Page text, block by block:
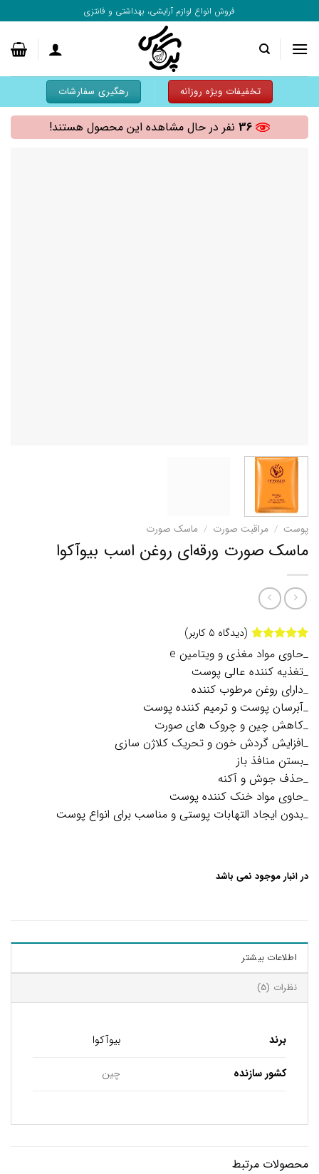
محتوا
بروید
فروش انواع لوازم آرایشی، بهداشتی و فانتزی
تخفیفات ویژه روزانه رهگیری سفارشات
36 نفر در حال مشاهده این محصول هستند!
پوست / مراقبت صورت / ماسک صورت
ماسک صورت ورقه‌ای روغن اسب بیوآکوا
امتیازدهی
4.80
از 5
در
امتیازدهی
مشتری
(دیدگاه 5 کاربر)
_حاوی مواد مغذی و ویتامین e
_تغذیه کننده عالی پوست
_دارای روغن مرطوب کننده
_آبرسان پوست و ترمیم کننده پوست
_کاهش چین و چروک های صورت
_افزایش گردش خون و تحریک کلاژن سازی
_بستن منافذ باز
_حذف جوش و آکنه
_حاوی مواد خنک کننده پوست
_بدون ایجاد التهابات پوستی و مناسب برای انواع پوست
در انبار موجود نمی باشد
اطلاعات بیشتر
نظرات (5)
برند بیوآکوا
کشور سازنده چین
محصولات مرتبط